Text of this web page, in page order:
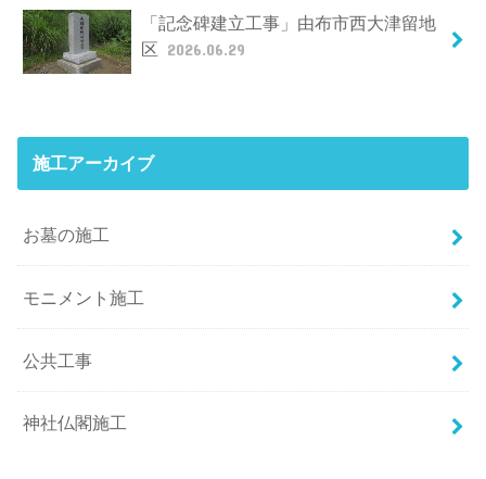
「記念碑建立工事」由布市西大津留地
区 2026.06.29
施工アーカイブ
お墓の施工
モニメント施工
公共工事
神社仏閣施工